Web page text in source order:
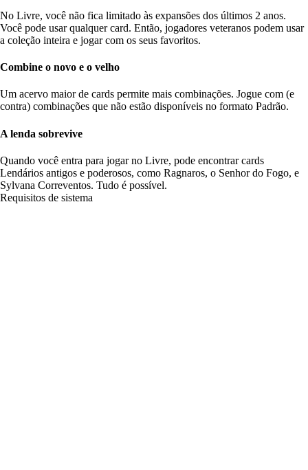
No Livre, você não fica limitado às expansões dos últimos 2 anos.
Você pode usar qualquer card. Então, jogadores veteranos podem usar
a coleção inteira e jogar com os seus favoritos.
Combine o novo e o velho
Um acervo maior de cards permite mais combinações. Jogue com (e
contra) combinações que não estão disponíveis no formato Padrão.
A lenda sobrevive
Quando você entra para jogar no Livre, pode encontrar cards
Lendários antigos e poderosos, como Ragnaros, o Senhor do Fogo, e
Sylvana Correventos. Tudo é possível.
Requisitos de sistema